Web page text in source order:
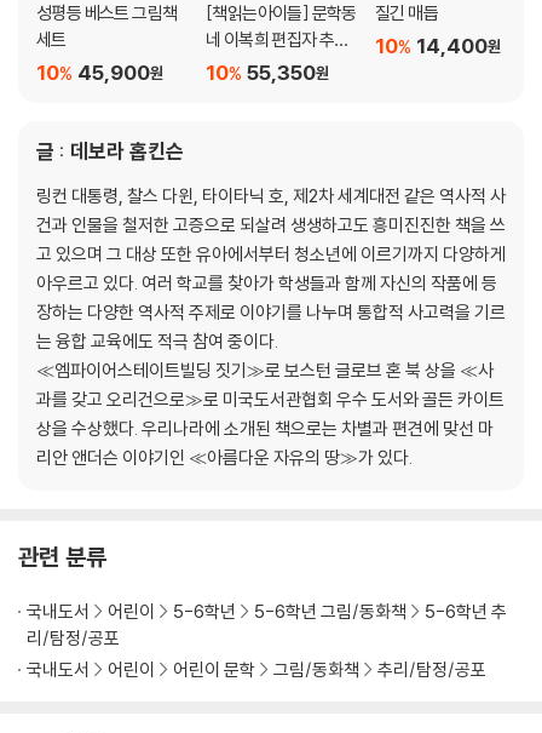
성평등 베스트 그림책
세트
45,900원
10%
[책읽는아이들] 문학동
네 이복희 편집자 추천
초등 1~2학년 세트
55,350원
10%
질긴 매듭
14,400원
10%
글 : 데보라 홉킨슨
링컨 대통령, 찰스 다윈, 타이타닉 호, 제2차 세계대전 같은 역사적 사
건과 인물을 철저한 고증으로 되살려 생생하고도 흥미진진한 책을 쓰
고 있으며 그 대상 또한 유아에서부터 청소년에 이르기까지 다양하게
아우르고 있다. 여러 학교를 찾아가 학생들과 함께 자신의 작품에 등
장하는 다양한 역사적 주제로 이야기를 나누며 통합적 사고력을 기르
는 융합 교육에도 적극 참여 중이다.
≪엠파이어스테이트빌딩 짓기≫로 보스턴 글로브 혼 북 상을 ≪사
과를 갖고 오리건으로≫로 미국도서관협회 우수 도서와 골든 카이트
상을 수상했다. 우리나라에 소개된 책으로는 차별과 편견에 맞선 마
리안 앤더슨 이야기인 ≪아름다운 자유의 땅≫가 있다.
관련 분류
국내도서 어린이 5-6학년 5-6학년 그림/동화책
5-6학년 추
리/탐정/공포
국내도서
어린이 어린이 문학 그림/동화책 추리/탐정/공포